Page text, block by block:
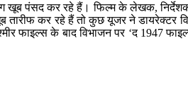
खूब पंसद कर रहे हैं। फिल्म के लेखक,
कर रहे हैं तो कुछ यूजर ने डायरेक्टर
फाइल्स के बाद विभाजन पर ‘द 1947